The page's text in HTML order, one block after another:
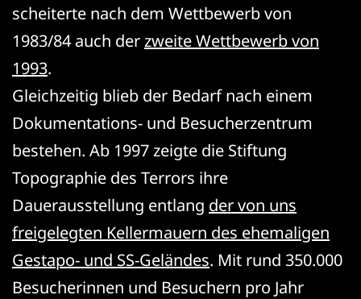
scheiterte nach dem Wettbewerb von
1983/84 auch derzweite Wettbewerb von
1993.
Gleichzeitig blieb der Bedarf nach einem
Dokumentations- und Besucherzentrum
bestehen. Ab 1997 zeigte die Stiftung
Topographie des Terrors ihre
Dauerausstellung entlang der von uns
freigelegten Kellermauern des ehemaligen
Gestapo- und SS-Geländes. Mit rund 350.000
Besucherinnen und Besuchern pro Jahr